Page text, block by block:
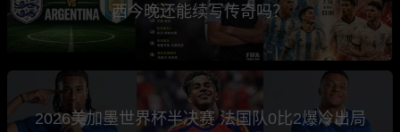
西今晚还能续写传奇吗？
2026美加墨世界杯半决赛 法国队0比2爆冷出局